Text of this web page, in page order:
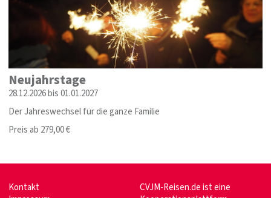
Neujahrstage
28.12.2026 bis 01.01.2027
Der Jahreswechsel für die ganze Familie
Preis ab 279,00 €
Kontakt
CVJM-Reisen.de ist eine